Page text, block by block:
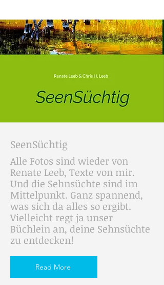
SeenSüchtig
Alle Fotos sind wieder von
Renate Leeb, Texte von mir.
Und die Sehnsüchte sind im
Mittelpunkt. Ganz spannend,
was sich da alles so ergibt.
Vielleicht regt ja unser
Büchlein an, deine Sehnsüchte
zu entdecken!
Read More